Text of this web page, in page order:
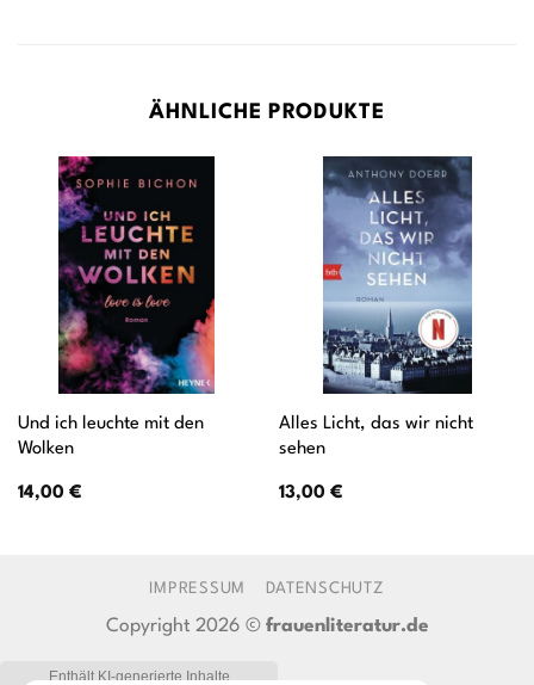
ÄHNLICHE PRODUKTE
Und ich leuchte mit den
Wolken
14,00 €
Alles Licht, das wir nicht
sehen
13,00 €
IMPRESSUM DATENSCHUTZ
Copyright 2026 © frauenliteratur.de